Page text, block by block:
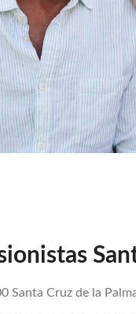
Santa Cruz de la